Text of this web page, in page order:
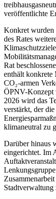
veröffentlichte
Konkret wurden
des Rates
Rat
enthält konkrete
CO₂-armen
ÖPNV-Konzept
2026 wird das
verstärkt, der
klimaneutral zu
Darüber hinaus
eingerichtet. Im
Stadtverwaltung